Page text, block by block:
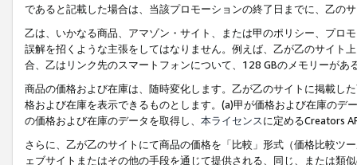
であると記載した場合は、当該プロモーションの終了日までに、乙の
乙は、いかなる商品、アマゾン・サイト、または甲のポリシー、プロ
誤解を招くような主張をしてはなりません。例えば、乙が乙のサイト
合、乙はリンク先のスマートフォンについて、128 GBのメモリーがあ
商品の価格および在庫は、随時変化します。乙が乙のサイトに掲載し
格および在庫を表示できるものとします。(a)甲が価格および在庫の
の価格および在庫のデータを取得し、 本ライセンスに定めるCreators
さらに、乙が乙のサイトにて商品の価格を「比較」形式（価格比較ツ
ェブサイトまたはその他の手段を通じて提供される、同じ、または類